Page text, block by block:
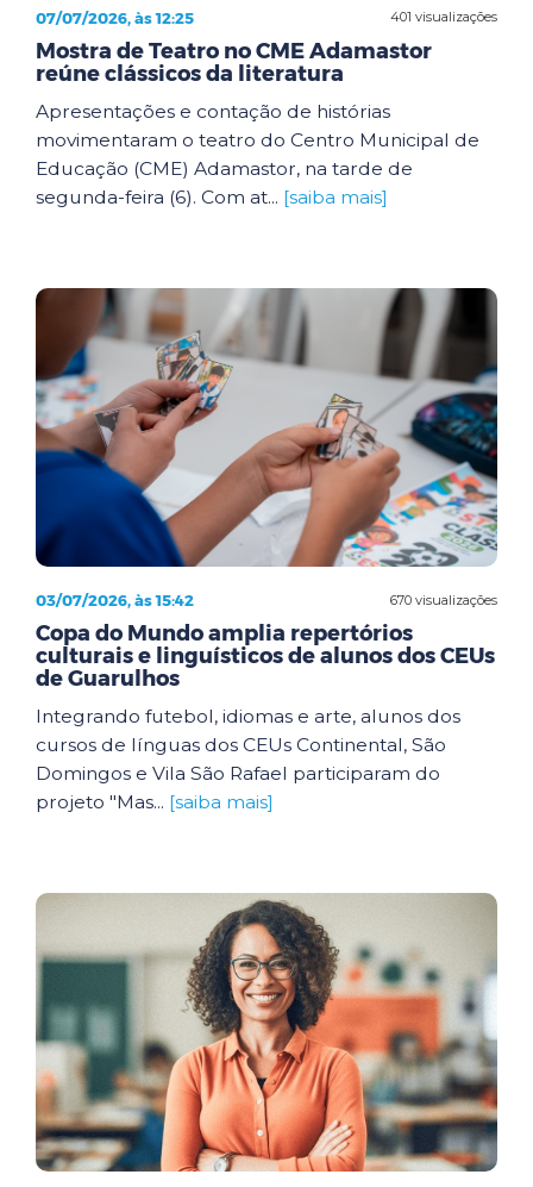
401 visualizações
07/07/2026, às 12:25
Mostra de Teatro no CME Adamastor
reúne clássicos da literatura
Apresentações e contação de histórias
movimentaram o teatro do Centro Municipal de
Educação (CME) Adamastor, na tarde de
segunda-feira (6). Com at... [saiba mais]
670 visualizações
03/07/2026, às 15:42
Copa do Mundo amplia repertórios
culturais e linguísticos de alunos dos CEUs
de Guarulhos
Integrando futebol, idiomas e arte, alunos dos
cursos de línguas dos CEUs Continental, São
Domingos e Vila São Rafael participaram do
projeto "Mas... [saiba mais]